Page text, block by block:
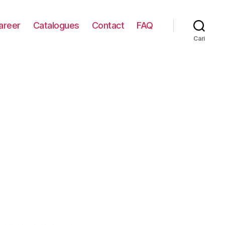
Catalogues Contact FAQ
Cari